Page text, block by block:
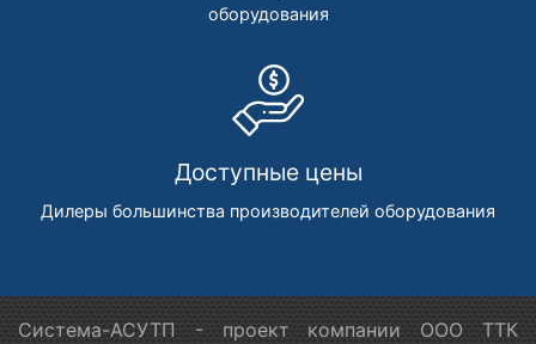
оборудования
Доступные цены
Дилеры большинства производителей оборудования
Система-АСУТП - проект компании ООО ТТК